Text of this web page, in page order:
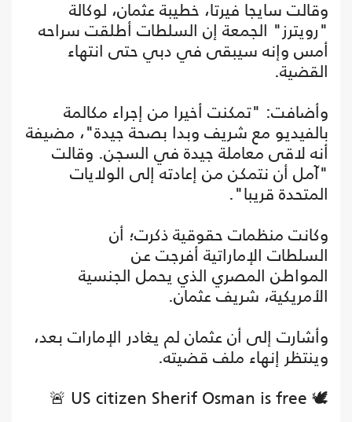
وقالت سايجا فيرتا، خطيبة عثمان، لوكالة
"رويترز" الجمعة إن السلطات أطلقت سراحه
أمس وإنه سيبقى في دبي حتى انتهاء
القضية.
وأضافت: "تمكنت أخيرا من إجراء مكالمة
بالفيديو مع شريف وبدا بصحة جيدة"، مضيفة
أنه لاقى معاملة جيدة في السجن. وقالت
"آمل أن نتمكن من إعادته إلى الولايات
المتحدة قريبا".
وكانت منظمات حقوقية ذكرت؛ أن
السلطات الإماراتية أفرجت عن
المواطن المصري الذي يحمل الجنسية
الأمريكية، شريف عثمان.
وأشارت إلى أن عثمان لم يغادر الإمارات بعد،
وينتظر إنهاء ملف قضيته.
🚨 US citizen Sherif Osman is free 🕊️